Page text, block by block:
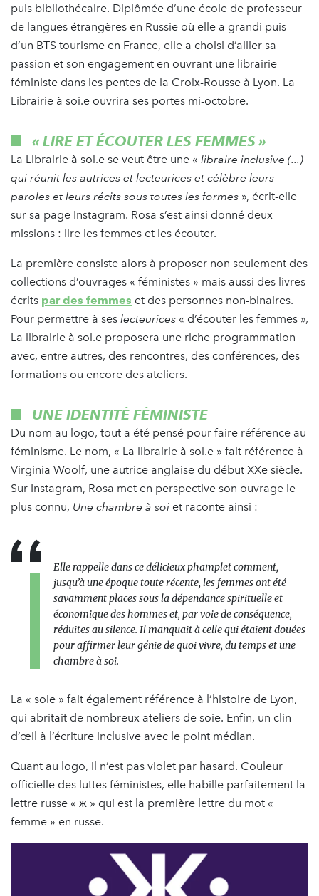
puis bibliothécaire. Diplômée d’une école de professeur
de langues étrangères en Russie où elle a grandi puis
d’un BTS tourisme en France, elle a choisi d’allier sa
passion et son engagement en ouvrant une librairie
féministe dans les pentes de la Croix-Rousse à Lyon. La
Librairie à soi.e ouvrira ses portes mi-octobre.
«LIRE ET ÉCOUTER LES FEMMES»
La Librairie à soi.e se veut être une « libraire inclusive (...)
qui réunit les autrices et lecteurices et célèbre leurs
paroles et leurs récits sous toutes les formes », écrit-elle
sur sa page Instagram. Rosa s’est ainsi donné deux
missions : lire les femmes et les écouter.
La première consiste alors à proposer non seulement des
collections d’ouvrages « féministes » mais aussi des livres
écrits par des femmes et des personnes non-binaires.
Pour permettre à ses lecteurices « d’écouter les femmes »,
La librairie à soi.e proposera une riche programmation
avec, entre autres, des rencontres, des conférences, des
formations ou encore des ateliers.
UNE IDENTITÉ FÉMINISTE
Du nom au logo, tout a été pensé pour faire référence au
féminisme. Le nom, « La librairie à soi.e » fait référence à
Virginia Woolf, une autrice anglaise du début XXe siècle.
Sur Instagram, Rosa met en perspective son ouvrage le
plus connu, Une chambre à soi et raconte ainsi :
Elle rappelle dans ce délicieux phamplet comment,
jusqu’à une époque toute récente, les femmes ont été
savamment places sous la dépendance spirituelle et
économique des hommes et, par voie de conséquence,
réduites au silence. Il manquait à celle qui étaient douées
pour affirmer leur génie de quoi vivre, du temps et une
chambre à soi.
La « soie » fait également référence à l’histoire de Lyon,
qui abritait de nombreux ateliers de soie. Enfin, un clin
d’œil à l’écriture inclusive avec le point médian.
Quant au logo, il n’est pas violet par hasard. Couleur
officielle des luttes féministes, elle habille parfaitement la
lettre russe « ж » qui est la première lettre du mot «
femme » en russe.